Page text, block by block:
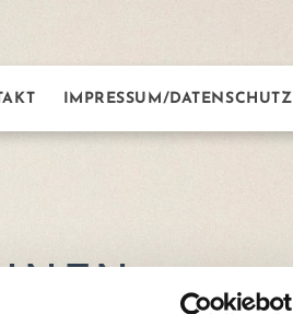
IMPRESSUM/DATENSCHUTZ